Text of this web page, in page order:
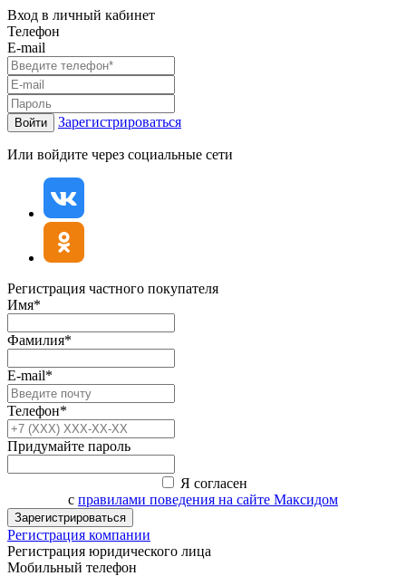
Вход в личный кабинет
Телефон
E-mail
Войти Зарегистрироваться
Или войдите через социальные сети
Регистрация частного покупателя
Имя*
Фамилия*
E-mail*
Телефон*
Придумайте пароль
Я согласен
с правилами поведения на сайте Максидом
Зарегистрироваться
Регистрация компании
Регистрация юридического лица
Мобильный телефон